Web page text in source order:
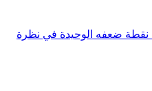
ضعفه الوحيدة في نظرة